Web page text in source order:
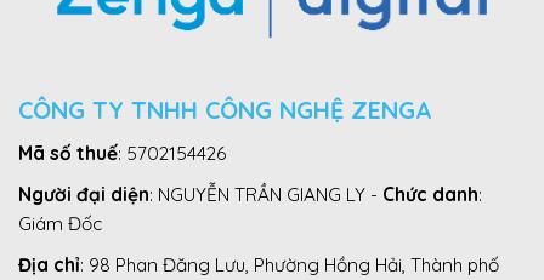
CÔNG TY TNHH CÔNG NGHỆ ZENGA
Mã số thuế: 5702154426
Người đại diện: NGUYỄN TRẦN GIANG LY - Chức danh:
Giám Đốc
Địa chỉ: 98 Phan Đăng Lưu, Phường Hồng Hải, Thành phố